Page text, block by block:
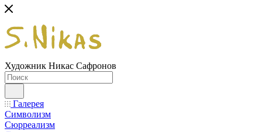
Художник Никас Сафронов
Галерея
Символизм
Сюрреализм